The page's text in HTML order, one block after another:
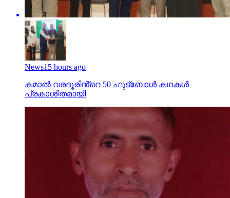
News15 hours ago
കമാൽ വരദൂരിൻ്റെ 50 ഫുട്ബോൾ കഥകൾ
പ്രകാശിതമായി